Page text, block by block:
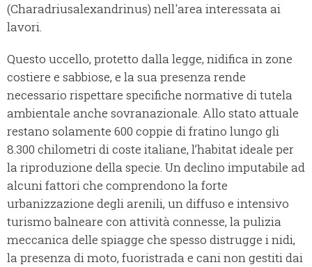
(Charadriusalexandrinus) nell'area interessata ai
lavori.
Questo uccello, protetto dalla legge, nidifica in zone
costiere e sabbiose, e la sua presenza rende
necessario rispettare specifiche normative di tutela
ambientale anche sovranazionale. Allo stato attuale
restano solamente 600 coppie di fratino lungo gli
8.300 chilometri di coste italiane, l’habitat ideale per
la riproduzione della specie. Un declino imputabile ad
alcuni fattori che comprendono la forte
urbanizzazione degli arenili, un diffuso e intensivo
turismo balneare con attività connesse, la pulizia
meccanica delle spiagge che spesso distrugge i nidi,
la presenza di moto, fuoristrada e cani non gestiti dai